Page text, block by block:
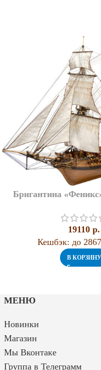
Бригантина
19110 p.
Кешбэк: до
В КОРЗИНУ
МЕНЮ
Новинки
Магазин
Мы Вконтаке
Группа в Телеграмм